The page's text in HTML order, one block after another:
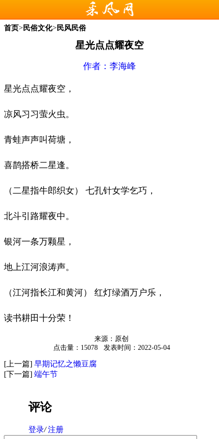
首页>民俗文化>民风民俗
星光点点耀夜空
作者： 李海峰
星光点点耀夜空，
凉风习习萤火虫。
青蛙声声叫荷塘，
喜鹊搭桥二星逢。
（二星指牛郎织女） 七孔针女学乞巧，
北斗引路耀夜中。
银河一条万颗星，
地上江河浪涛声。
（江河指长江和黄河） 红灯绿酒万户乐，
读书耕田十分荣！
来源：原创
点击量：15078
发表时间：2022-05-04
[上一篇] 早期记忆之懒豆腐
[下一篇] 端午节
评论
登录/ 注册